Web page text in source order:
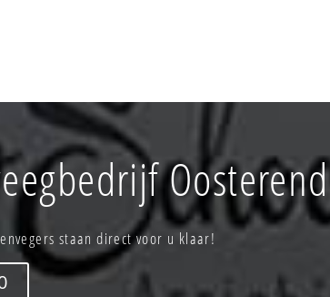
Oosterend
staan direct voor u klaar!